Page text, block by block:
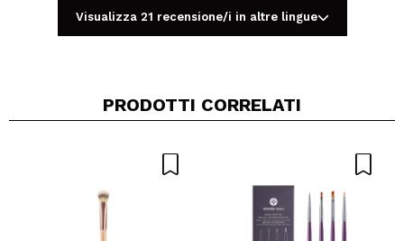
Visualizza 21 recensione/i in altre lingue
PRODOTTI CORRELATI